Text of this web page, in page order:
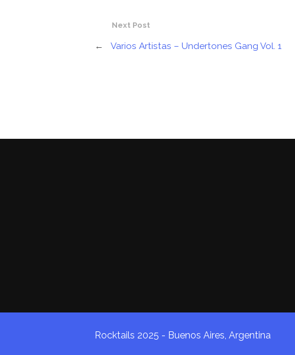
Next Post
← Varios Artistas – Undertones Gang Vol. 1
Rocktails 2025 - Buenos Aires, Argentina